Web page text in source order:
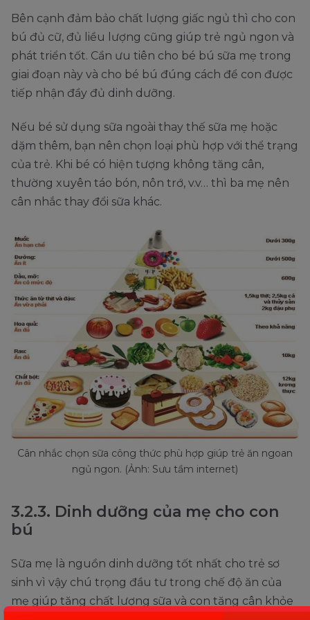
Bên cạnh đảm bảo chất lượng giấc ngủ thì cho con
bú đủ cữ, đủ liều lượng cũng giúp trẻ ngủ ngon và
phát triển tốt. Cần ưu tiên cho bé bú sữa mẹ trong
giai đoạn này và cho bé bú đúng cách để con được
tiếp nhận đầy đủ dinh dưỡng.
Nếu bé sử dụng sữa ngoài thay thế sữa mẹ hoặc
dặm thêm, bạn nên chọn loại phù hợp với thể trạng
của trẻ. Khi bé có hiện tượng không tăng cân,
thường xuyên táo bón, nôn trớ, v.v… thì ba mẹ nên
cân nhắc thay đổi sữa khác.
Cân nhắc chọn sữa công thức phù hợp giúp trẻ ăn ngoan
ngủ ngon. (Ảnh: Sưu tầm internet)
3.2.3. Dinh dưỡng của mẹ cho con
bú
Sữa mẹ là nguồn dinh dưỡng tốt nhất cho trẻ sơ
sinh vì vậy chú trọng đầu tư trong chế độ ăn của
mẹ giúp tăng chất lượng sữa và con tăng cân khỏe